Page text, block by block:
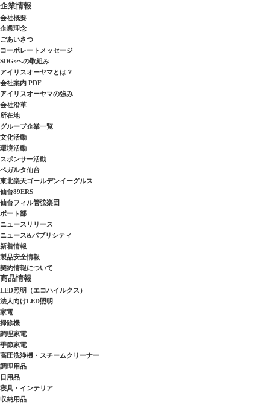
企業情報
会社概要
企業理念
ごあいさつ
コーポレートメッセージ
SDGsへの取組み
アイリスオーヤマとは？
会社案内 PDF
アイリスオーヤマの強み
会社沿革
所在地
グループ企業一覧
文化活動
環境活動
スポンサー活動
ベガルタ仙台
東北楽天ゴールデンイーグルス
仙台89ERS
仙台フィル管弦楽団
ボート部
ニュースリリース
ニュース&パブリシティ
新着情報
製品安全情報
契約情報について
商品情報
LED照明（エコハイルクス）
法人向けLED照明
家電
掃除機
調理家電
季節家電
高圧洗浄機・スチームクリーナー
調理用品
日用品
寝具・インテリア
収納用品